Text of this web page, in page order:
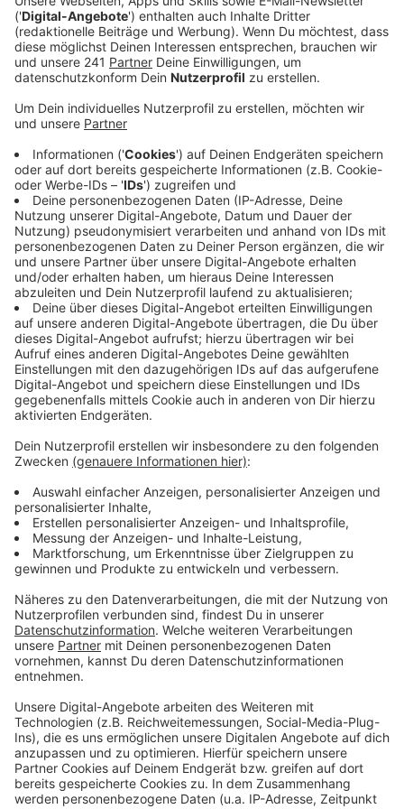
„Du+Wir=Eins“.
Veröffentlicht:Donnerstag, 31.10.2024 09:34
10.000 Euro sind in unserem Stadtgebiet noch an
Vereine, Organisationen und Projekte zu vergeben.
Projekte gegen Einsamkeit soll es in Zukunft noch
mehr geben. Das Thema Einsamkeit wurde nämlich vor
kurzem im Stadtrat besprochen. Da hat die
Verwaltung angekündigt, mit einer Arbeitsgruppe an
Maßnahmen gegen die Vereinsamung von Menschen in
unserer Stadt zu arbeiten.
Anzeige
Das Bewerbungsformular findet ihr im
Engagementportal des Landes
Anzeige
Mehr Meldungen aus Leverkusen
Anzeige
A3 in Leverkusen: Sperrung aufgehoben
Karl-Josef „Juppy” Weißenfels verstorben
Anzeige